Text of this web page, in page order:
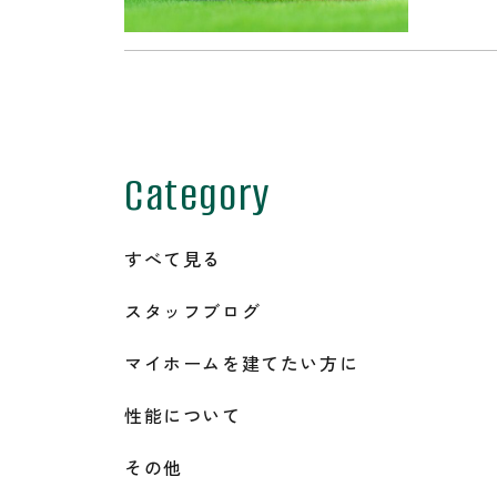
Category
すべて見る
スタッフブログ
マイホームを建てたい方に
性能について
その他